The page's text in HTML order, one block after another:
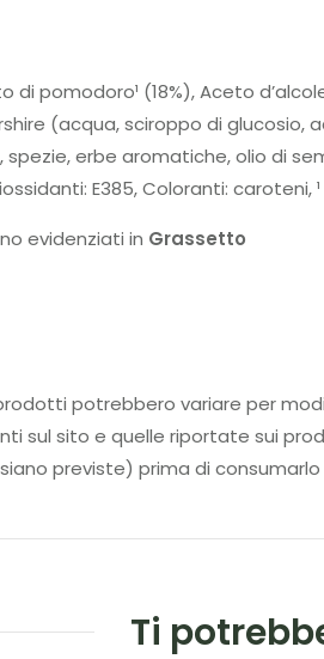
pomodoro¹ (18%), Aceto
(acqua, sciroppo di glucosio,
erbe aromatiche, olio di
E385, Coloranti: caroteni,
evidenziati in Grassetto
prodotti potrebbero variare per
sul sito e quelle riportate sui
previste) prima di consumarlo
Ti